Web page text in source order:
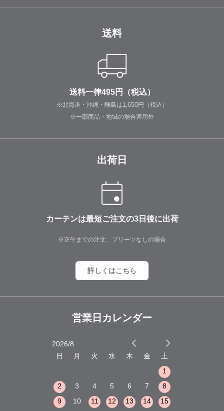
送料
送料一律495円（税込）
※北海道・沖縄・離島は1,650円（税込）
※一部商品・地域の場合適用外
出荷日
カーテンは最短ご注文の3日後に出荷
※正午までの注文、プリーツなしの場合
詳しくはこちら
営業日カレンダー
2026/8
日
月 火 水 木 金
土
1
2
3 4 5 6 7
8
9
10 11 12 13 14
15